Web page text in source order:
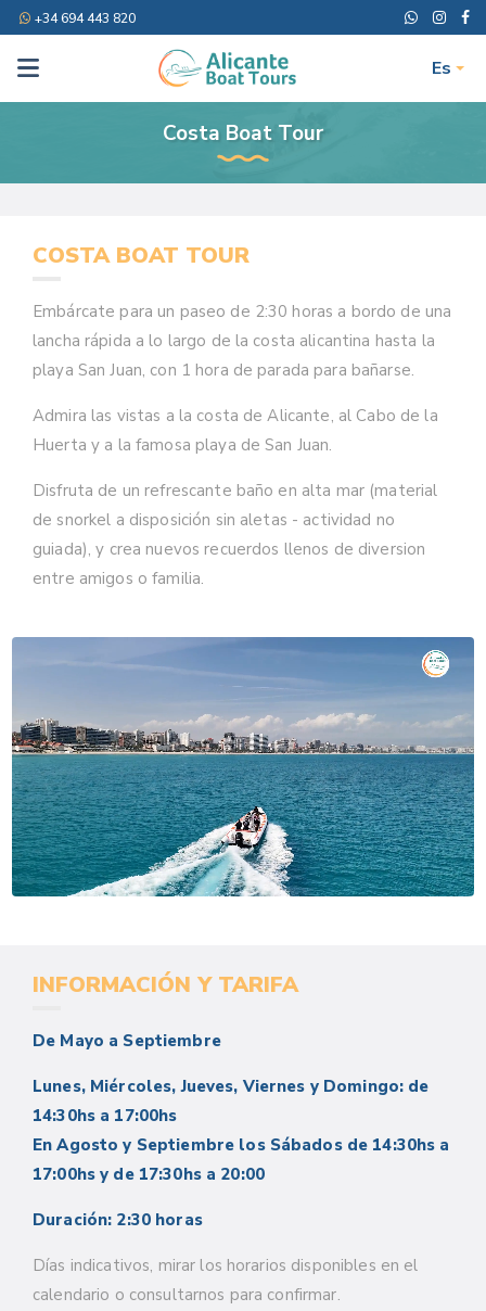
+34 694 443 820
Es
Costa Boat Tour
COSTA BOAT TOUR
Embárcate para un paseo de 2:30 horas a bordo de una
lancha rápida a lo largo de la costa alicantina hasta la
playa San Juan, con 1 hora de parada para bañarse.
Admira las vistas a la costa de Alicante, al Cabo de la
Huerta y a la famosa playa de San Juan.
Disfruta de un refrescante baño en alta mar (material
de snorkel a disposición sin aletas - actividad no
guiada), y crea nuevos recuerdos llenos de diversion
entre amigos o familia.
INFORMACIÓN Y TARIFA
De Mayo a Septiembre
Lunes, Miércoles, Jueves, Viernes y Domingo: de
14:30hs a 17:00hs
En Agosto y Septiembre los Sábados de 14:30hs a
17:00hs y de 17:30hs a 20:00
Duración: 2:30 horas
Días indicativos, mirar los horarios disponibles en el
calendario o consultarnos para confirmar.